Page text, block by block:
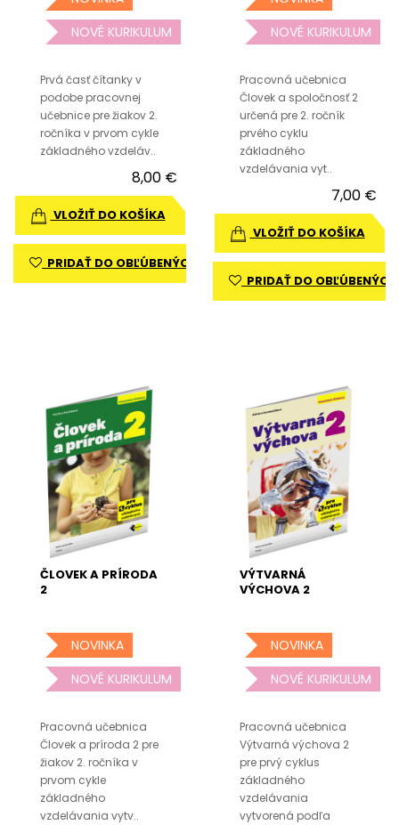
NOVÉ KURIKULUM
Prvá časť čítanky v
podobe pracovnej
učebnice pre žiakov 2.
ročníka v prvom cykle
základného vzdeláv..
8,00 €
VLOŽIŤ DO KOŠÍKA
PRIDAŤ DO OBĽÚBENÝCH
NOVÉ KURIKULUM
Pracovná učebnica
Človek a spoločnosť 2
určená pre 2. ročník
prvého cyklu
základného
vzdelávania vyt..
7,00 €
VLOŽIŤ DO KOŠÍKA
PRIDAŤ DO OBĽÚBENÝCH
ČLOVEK A PRÍRODA
2
NOVINKA
NOVÉ KURIKULUM
Pracovná učebnica
Človek a príroda 2 pre
žiakov 2. ročníka v
prvom cykle
základného
vzdelávania vytv..
VÝTVARNÁ
VÝCHOVA 2
NOVINKA
NOVÉ KURIKULUM
Pracovná učebnica
Výtvarná výchova 2
pre prvý cyklus
základného
vzdelávania
vytvorená podľa